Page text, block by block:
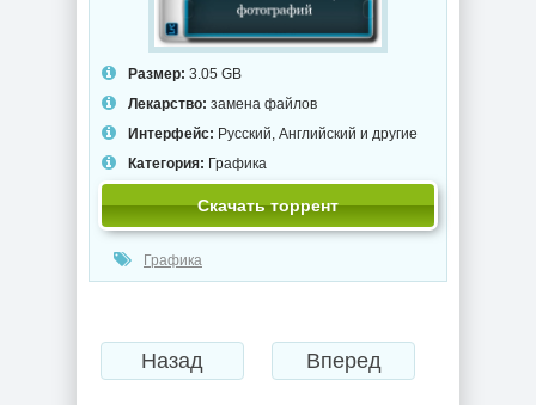
Размер: 3.05 GB
Лекарство: замена файлов
Интерфейс: Русский, Английский и другие
Категория: Графика
Скачать торрент
Графика
Назад Вперед